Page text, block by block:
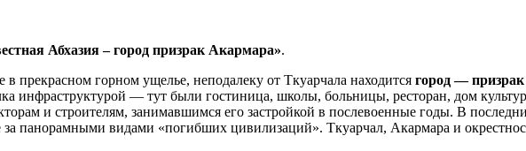
Абхазия – город призрак Акармара».
прекрасном горном ущелье, неподалеку от Ткуарчала находится город —
инфраструктурой — тут были гостиница, школы, больницы, ресторан, дом
и строителям, занимавшимся его застройкой в послевоенные годы. В
панорамными видами «погибших цивилизаций». Ткуарчал, Акармара и